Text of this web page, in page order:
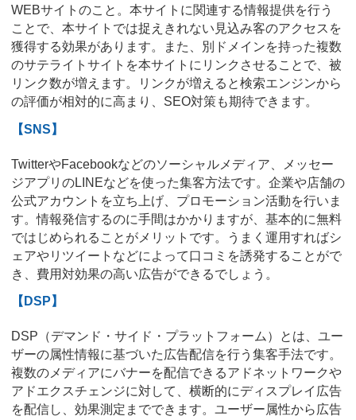
WEBサイトのこと。本サイトに関連する情報提供を行う
ことで、本サイトでは捉えきれない見込み客のアクセスを
獲得する効果があります。また、別ドメインを持った複数
のサテライトサイトを本サイトにリンクさせることで、被
リンク数が増えます。リンクが増えると検索エンジンから
の評価が相対的に高まり、SEO対策も期待できます。
【SNS】
TwitterやFacebookなどのソーシャルメディア、メッセー
ジアプリのLINEなどを使った集客方法です。企業や店舗の
公式アカウントを立ち上げ、プロモーション活動を行いま
す。情報発信するのに手間はかかりますが、基本的に無料
ではじめられることがメリットです。うまく運用すればシ
ェアやリツイートなどによって口コミを誘発することがで
き、費用対効果の高い広告ができるでしょう。
【DSP】
DSP（デマンド・サイド・プラットフォーム）とは、ユー
ザーの属性情報に基づいた広告配信を行う集客手法です。
複数のメディアにバナーを配信できるアドネットワークや
アドエクスチェンジに対して、横断的にディスプレイ広告
を配信し、効果測定までできます。ユーザー属性から広告